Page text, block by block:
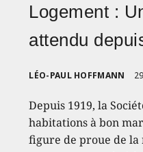
Logement :
attendu
LÉO-PAUL HOFFMANN
Depuis 1919, la
habitations à bon
figure de proue de la